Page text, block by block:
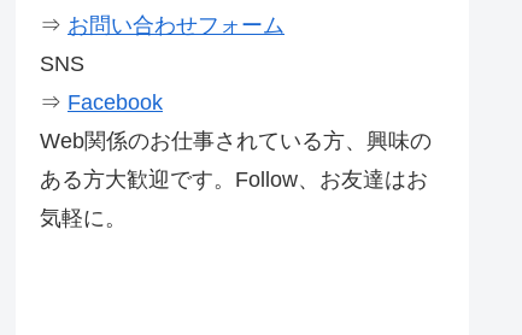
⇒ お問い合わせフォーム
SNS
⇒ Facebook
Web関係のお仕事されている方、興味の
ある方大歓迎です。Follow、お友達はお
気軽に。